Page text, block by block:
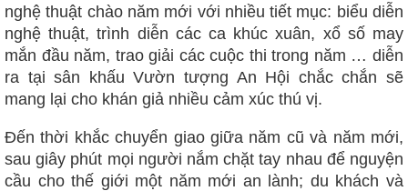
nghệ thuật chào năm mới với nhiều tiết mục: biểu diễn
nghệ thuật, trình diễn các ca khúc xuân, xổ số may
mắn đầu năm, trao giải các cuộc thi trong năm … diễn
ra tại sân khấu Vườn tượng An Hội chắc chắn sẽ
mang lại cho khán giả nhiều cảm xúc thú vị.
Đến thời khắc chuyển giao giữa năm cũ và năm mới,
sau giây phút mọi người nắm chặt tay nhau để nguyện
cầu cho thế giới một năm mới an lành; du khách và